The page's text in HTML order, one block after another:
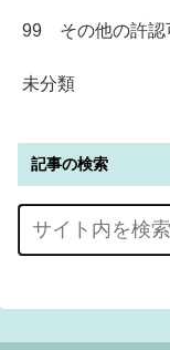
99 その他の許認
未分類
記事の検索